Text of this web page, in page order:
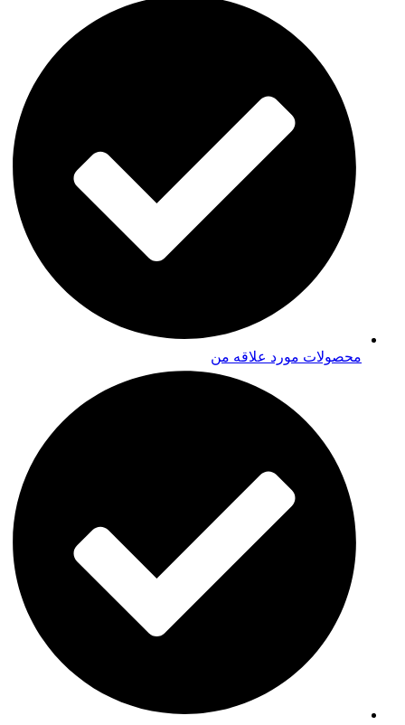
محصولات مورد علاقه من